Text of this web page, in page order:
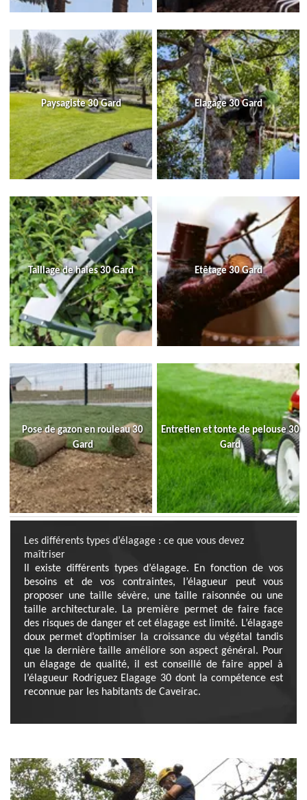
Paysagiste 30 Gard Elagage 30 Gard
Taillage de haies 30 Gard Etêtage 30 Gard
Pose de gazon en rouleau 30
Gard
Entretien et tonte de pelouse 30
Gard
Les différents types d’élagage : ce que vous devez
maîtriser
Il existe différents types d’élagage. En fonction de vos
besoins et de vos contraintes, l’élagueur peut vous
proposer une taille sévère, une taille raisonnée ou une
taille architecturale. La première permet de faire face
des risques de danger et cet élagage est limité. L’élagage
doux permet d’optimiser la croissance du végétal tandis
que la dernière taille améliore son aspect général. Pour
un élagage de qualité, il est conseillé de faire appel à
l’élagueur Rodriguez Elagage 30 dont la compétence est
reconnue par les habitants de Caveirac.